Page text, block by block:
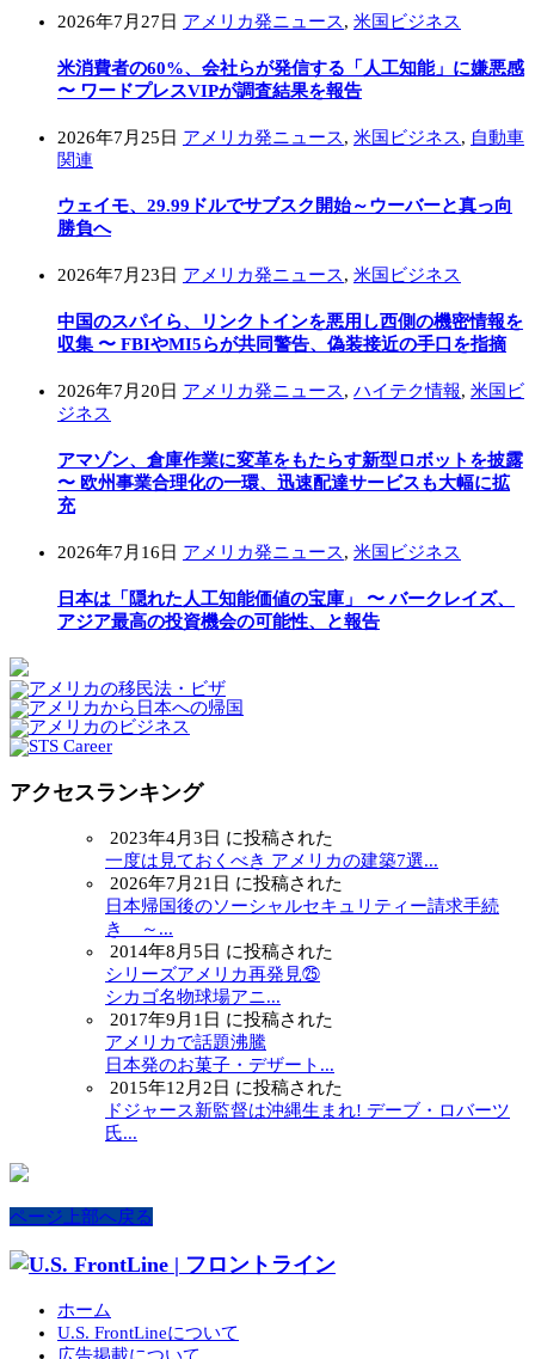
2026年7月27日 アメリカ発ニュース, 米国ビジネス
米消費者の60%、会社らが発信する「人工知能」に嫌悪感
〜 ワードプレスVIPが調査結果を報告
2026年7月25日 アメリカ発ニュース, 米国ビジネス, 自動車
関連
ウェイモ、29.99ドルでサブスク開始～ウーバーと真っ向
勝負へ
2026年7月23日 アメリカ発ニュース, 米国ビジネス
中国のスパイら、リンクトインを悪用し西側の機密情報を
収集 〜 FBIやMI5らが共同警告、偽装接近の手口を指摘
2026年7月20日 アメリカ発ニュース, ハイテク情報, 米国ビ
ジネス
アマゾン、倉庫作業に変革をもたらす新型ロボットを披露
〜 欧州事業合理化の一環、迅速配達サービスも大幅に拡
充
2026年7月16日 アメリカ発ニュース, 米国ビジネス
日本は「隠れた人工知能価値の宝庫」 〜 バークレイズ、
アジア最高の投資機会の可能性、と報告
アクセスランキング
2023年4月3日 に投稿された
一度は見ておくべき アメリカの建築7選...
2026年7月21日 に投稿された
日本帰国後のソーシャルセキュリティー請求手続
き ～...
2014年8月5日 に投稿された
シリーズアメリカ再発見㉕
シカゴ名物球場アニ...
2017年9月1日 に投稿された
アメリカで話題沸騰
日本発のお菓子・デザート...
2015年12月2日 に投稿された
ドジャース新監督は沖縄生まれ! デーブ・ロバーツ
氏...
ページ上部へ戻る
ホーム
U.S. FrontLineについて